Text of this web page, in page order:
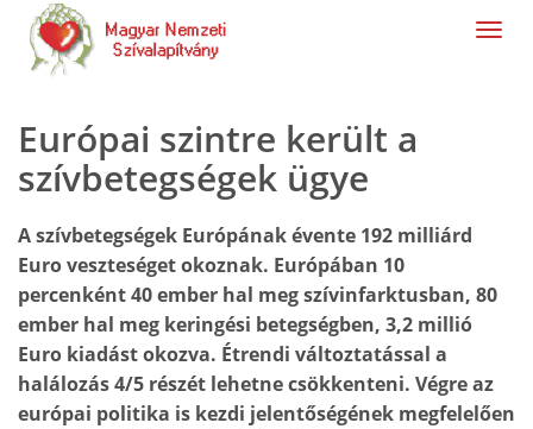
Európai szintre került a
szívbetegségek ügye
A szívbetegségek Európának évente 192 milliárd
Euro veszteséget okoznak. Európában 10
percenként 40 ember hal meg szívinfarktusban, 80
ember hal meg keringési betegségben, 3,2 millió
Euro kiadást okozva. Étrendi változtatással a
halálozás 4/5 részét lehetne csökkenteni. Végre az
európai politika is kezdi jelentőségének megfelelően